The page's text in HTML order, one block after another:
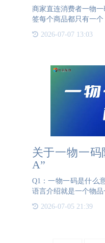
商家直连消费者一物
签每个商品都只有一
品真伪。激励终端销售
卖出一件商品便可获
2026-07-07 13:03
关于一物一码
A”
Q1：一物一码是什么
语言介绍就是一个物
的产品，如果是水果就
就是一瓶一码；如果
2026-07-05 21:39